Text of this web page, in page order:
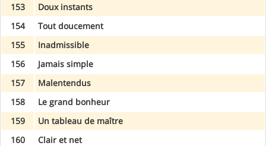
153
Doux instants
154
Tout doucement
155
Inadmissible
156
Jamais simple
157
Malentendus
158
Le grand bonheur
159
Un tableau de maître
160
Clair et net